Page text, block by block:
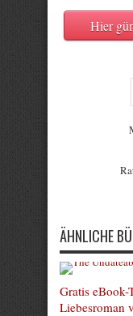
Hier
ÄHNLICHE
Gratis eBook-
Liebesroman